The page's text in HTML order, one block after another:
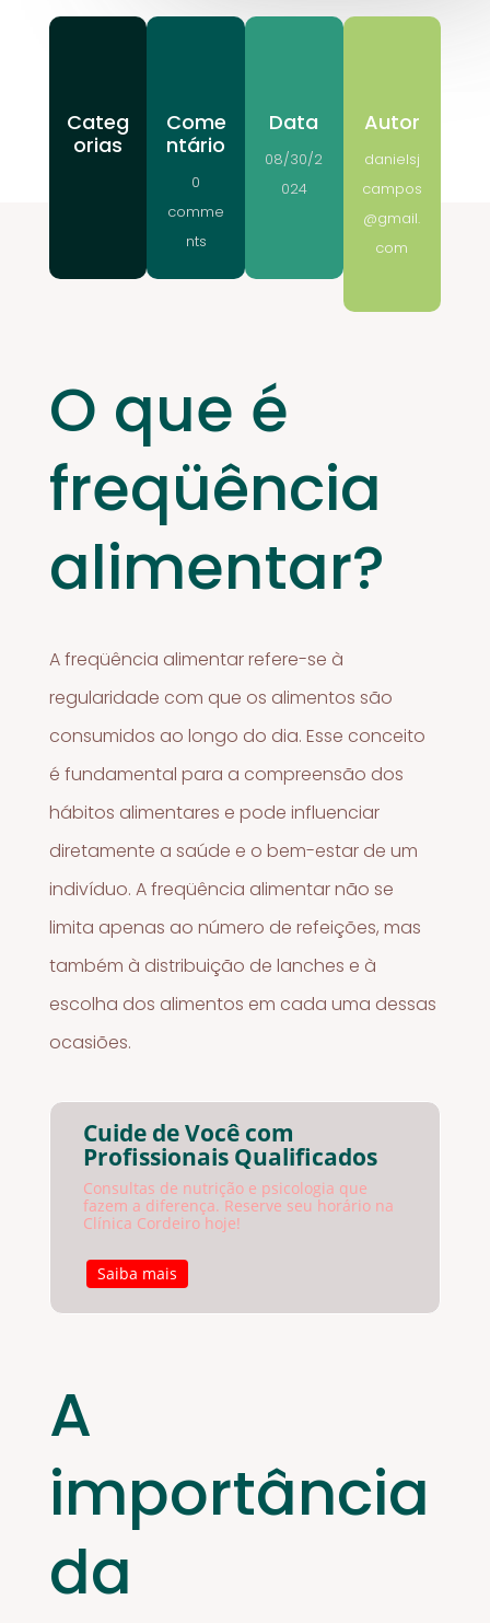
Categ
orias
Come
ntário
0
comme
nts
Data
08/30/2
024
Autor
danielsj
campos
@gmail.
com
O que é
freqüência
alimentar?
A freqüência alimentar refere-se à
regularidade com que os alimentos são
consumidos ao longo do dia. Esse conceito
é fundamental para a compreensão dos
hábitos alimentares e pode influenciar
diretamente a saúde e o bem-estar de um
indivíduo. A freqüência alimentar não se
limita apenas ao número de refeições, mas
também à distribuição de lanches e à
escolha dos alimentos em cada uma dessas
ocasiões.
Cuide de Você com
Profissionais Qualificados
Consultas de nutrição e psicologia que
fazem a diferença. Reserve seu horário na
Clínica Cordeiro hoje!
Saiba mais
A
importância
da